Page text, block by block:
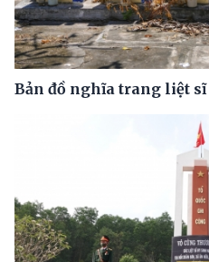
Bản đồ nghĩa trang liệt sĩ